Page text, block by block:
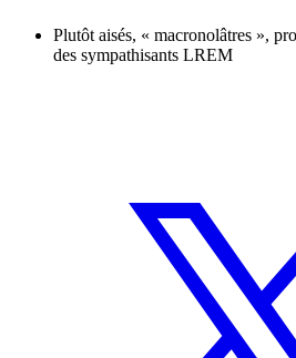
Plutôt aisés, « macronolâtres »,
des sympathisants LREM